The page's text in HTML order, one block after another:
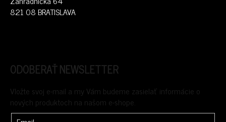
821 08 BRATISLAVA
ODOBERAŤ NEWSLETTER
Vložte svoj e-mail a my Vám budeme zasielať informácie o
nových produktoch na našom e-shope.